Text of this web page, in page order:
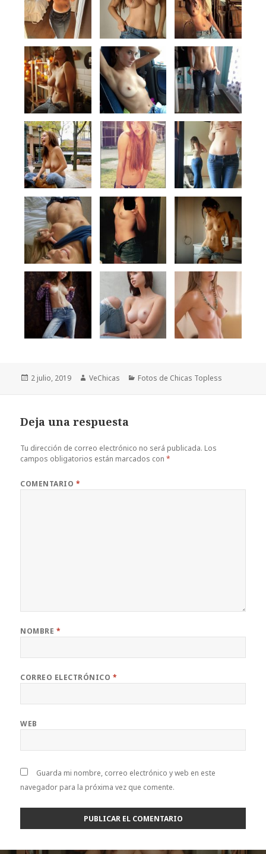
Publicado
2 julio, 2019 Autor
VeChicas Categorías
Fotos de Chicas Topless
Deja una respuesta
Tu dirección de correo electrónico no será publicada. Los
campos obligatorios están marcados con*
COMENTARIO *
NOMBRE *
CORREO ELECTRÓNICO *
WEB
Guarda mi nombre, correo electrónico y web en este
navegador para la próxima vez que comente.